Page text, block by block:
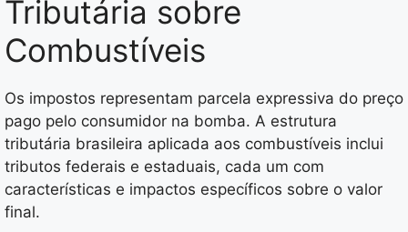
Tributária sobre
Combustíveis
Os impostos representam parcela expressiva do preço
pago pelo consumidor na bomba. A estrutura
tributária brasileira aplicada aos combustíveis inclui
tributos federais e estaduais, cada um com
características e impactos específicos sobre o valor
final.